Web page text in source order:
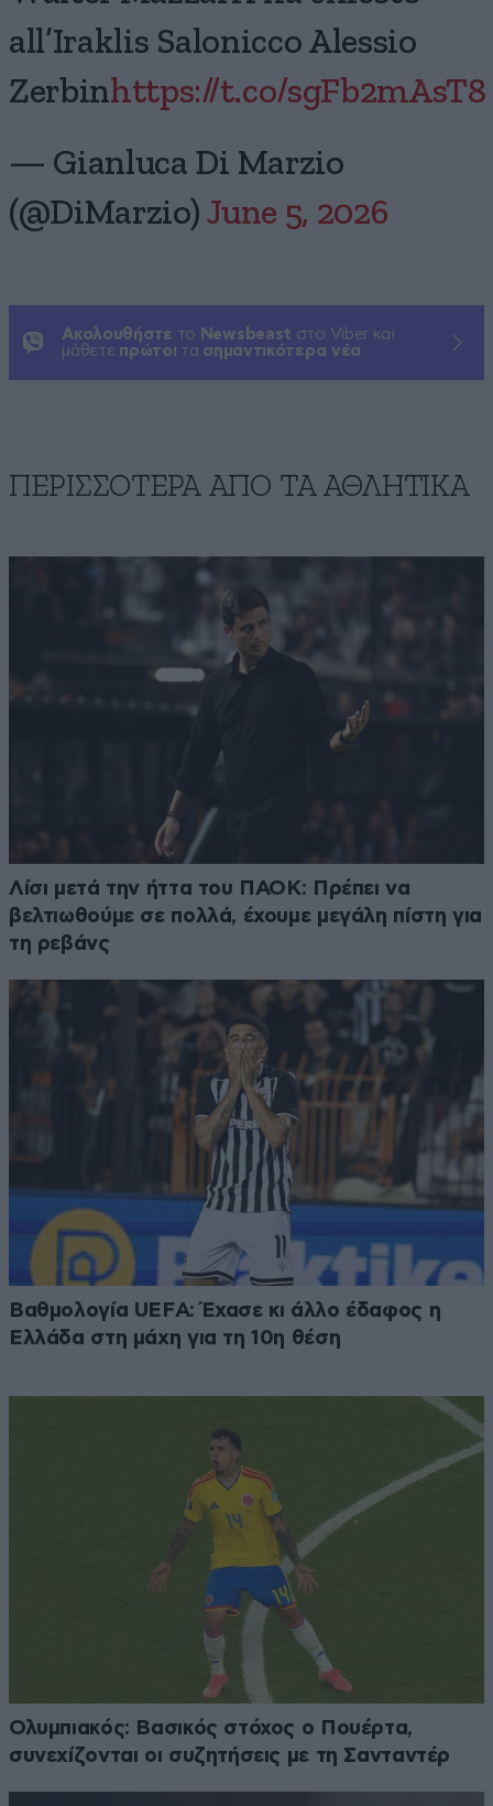
all’Iraklis Salonicco Alessio
Zerbinhttps://t.co/sgFb2mAsT8
— Gianluca Di Marzio
(@DiMarzio) June 5, 2026
Ακολουθήστε το Newsbeast στο Viber και
μάθετε πρώτοι τα σημαντικότερα νέα
ΠΕΡΙΣΣΟΤΕΡΑ ΑΠΟ ΤA ΑΘΛΗΤΙΚΑ
Λίσι μετά την ήττα του ΠΑΟΚ: Πρέπει να
βελτιωθούμε σε πολλά, έχουμε μεγάλη πίστη για
τη ρεβάνς
Βαθμολογία UEFA: Έχασε κι άλλο έδαφος η
Ελλάδα στη μάχη για τη 10η θέση
Ολυμπιακός: Βασικός στόχος ο Πουέρτα,
συνεχίζονται οι συζητήσεις με τη Σανταντέρ